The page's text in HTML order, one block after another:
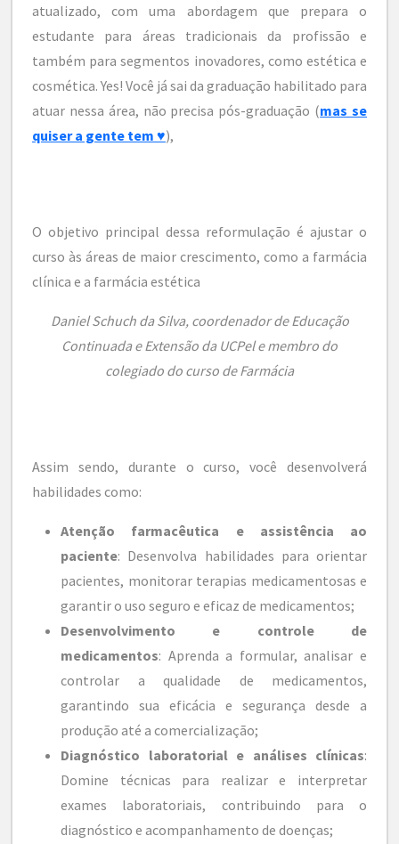
atualizado, com uma abordagem que prepara o
estudante para áreas tradicionais da profissão e
também para segmentos inovadores, como estética e
cosmética. Yes! Você já sai da graduação habilitado para
atuar nessa área, não precisa pós-graduação (mas se
quiser a gente tem ♥),
O objetivo principal dessa reformulação é ajustar o
curso às áreas de maior crescimento, como a farmácia
clínica e a farmácia estética
Daniel Schuch da Silva, coordenador de Educação
Continuada e Extensão da UCPel e membro do
colegiado do curso de Farmácia
Assim sendo, durante o curso, você desenvolverá
habilidades como:
Atenção farmacêutica e assistência ao
paciente: Desenvolva habilidades para orientar
pacientes, monitorar terapias medicamentosas e
garantir o uso seguro e eficaz de medicamentos;
Desenvolvimento e controle de
medicamentos: Aprenda a formular, analisar e
controlar a qualidade de medicamentos,
garantindo sua eficácia e segurança desde a
produção até a comercialização;
Diagnóstico laboratorial e análises clínicas:
Domine técnicas para realizar e interpretar
exames laboratoriais, contribuindo para o
diagnóstico e acompanhamento de doenças;